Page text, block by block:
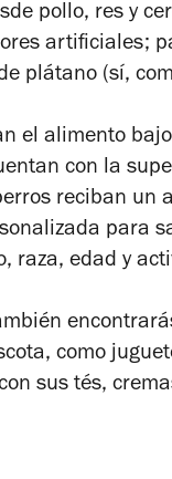
pollo, res y
artificiales;
plátano (sí,
el alimento
con la
reciban un
para
raza, edad y
como
sus tés,